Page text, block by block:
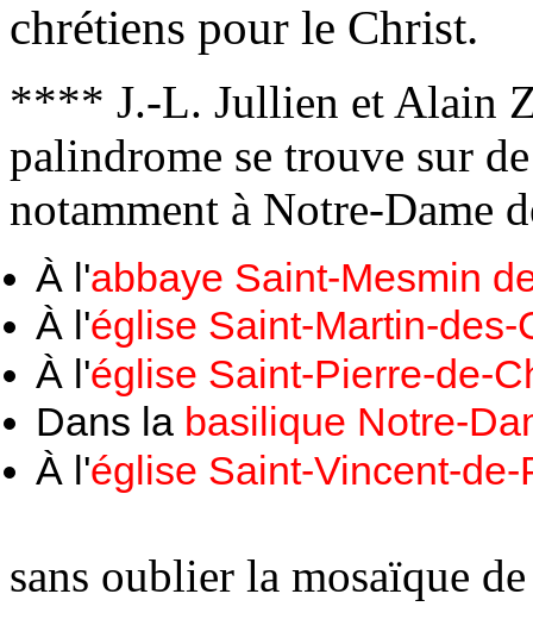
chrétiens pour le Christ.
**** J.-L. Jullien et Alain
palindrome se trouve sur
notamment à Notre-Dame
À l'abbaye Saint-Mesmin
À l'église Saint-Martin-
À l'église Saint-Pierre-de-
Dans la basilique Notre-
À l'église Saint-Vincent-
sans oublier la mosaïque